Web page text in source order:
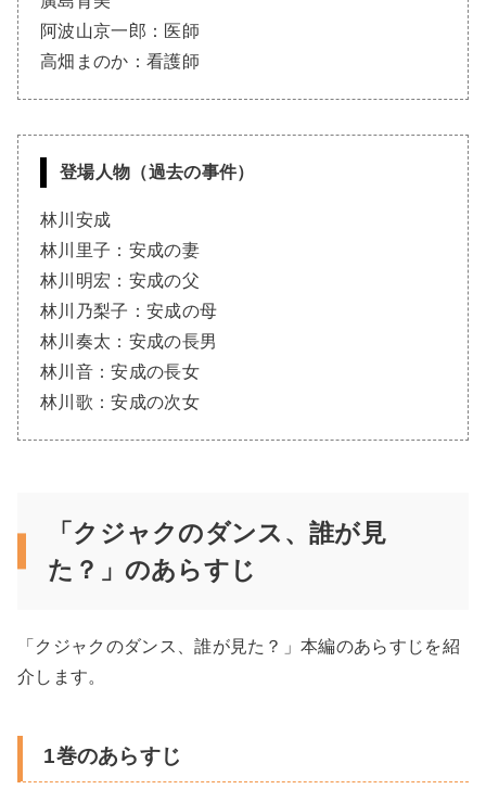
阿波山京一郎：医師
高畑まのか：看護師
登場人物（過去の事件）
林川安成
林川里子：安成の妻
林川明宏：安成の父
林川乃梨子：安成の母
林川奏太：安成の長男
林川音：安成の長女
林川歌：安成の次女
「クジャクのダンス、誰が見
た？」のあらすじ
「クジャクのダンス、誰が見た？」本編のあらすじを紹
介します。
1巻のあらすじ